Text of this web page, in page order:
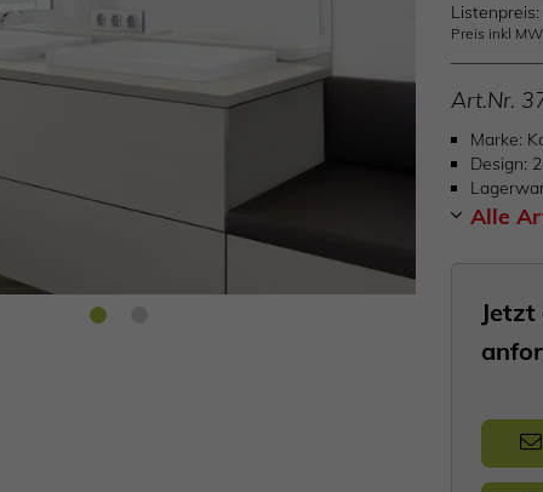
Preis inkl
Art.Nr.
Marke
Design
Alle